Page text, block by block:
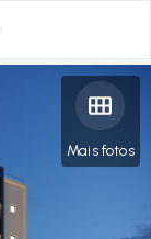
Mais fotos